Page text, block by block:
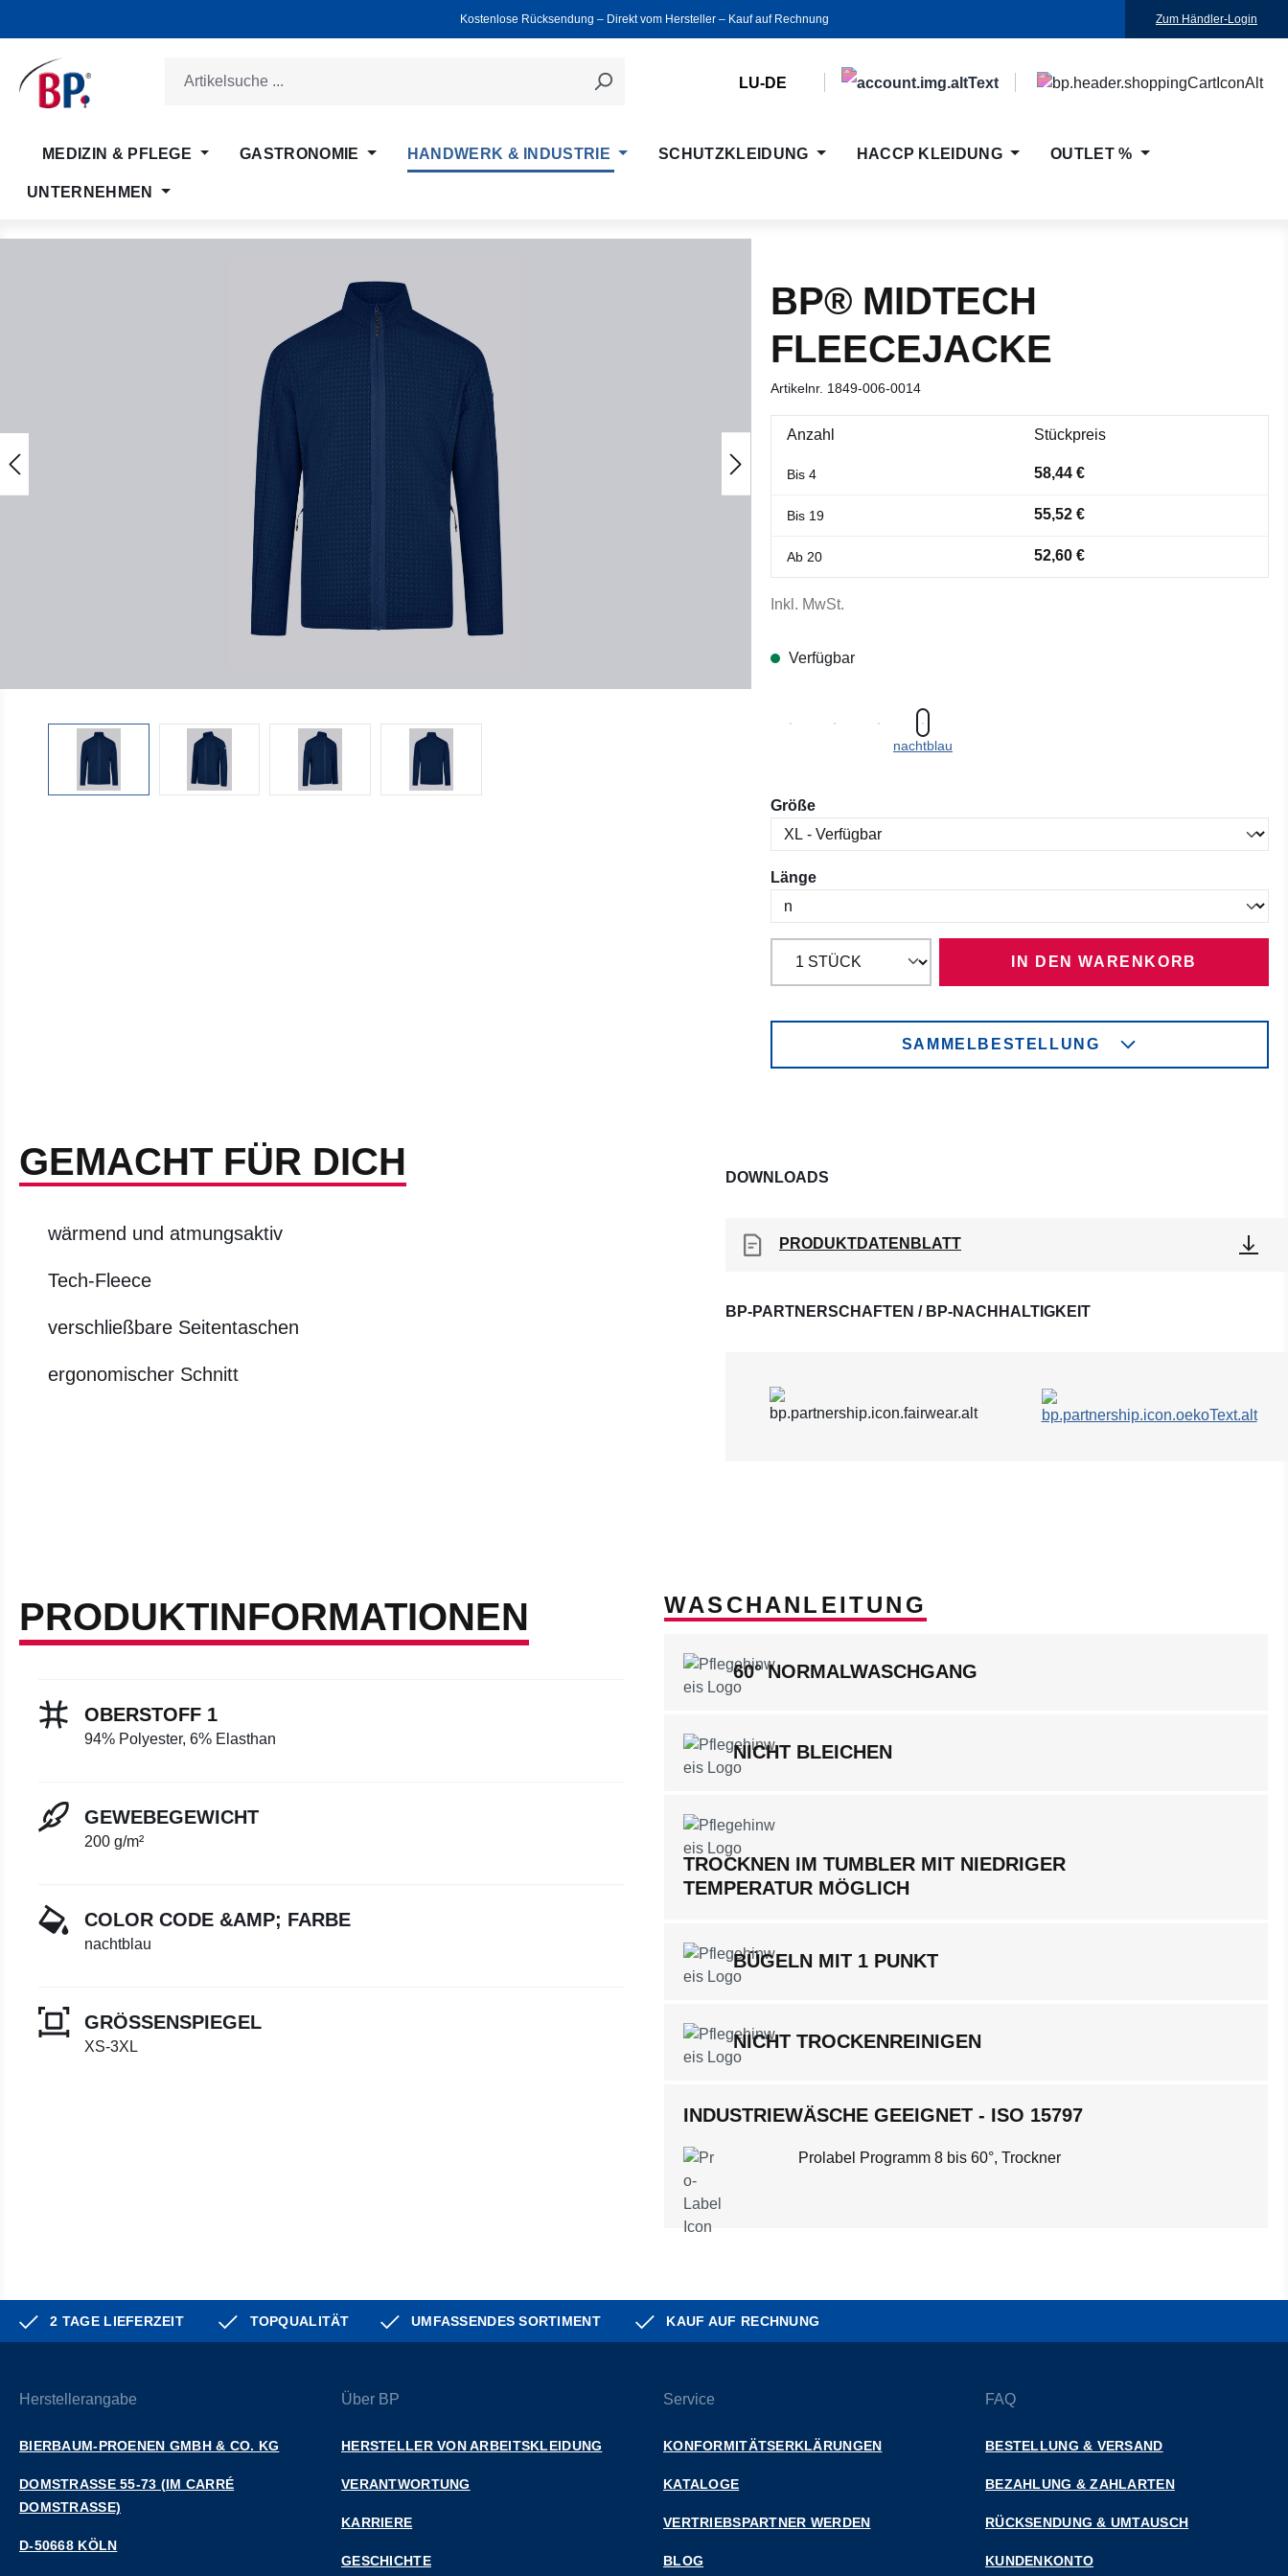
Kostenlose Rücksendung ‒ Direkt vom Hersteller ‒ Kauf auf Rechnung Zum Händler-Login
LU-DE
MEDIZIN & PFLEGE GASTRONOMIE HANDWERK & INDUSTRIE SCHUTZKLEIDUNG HACCP KLEIDUNG OUTLET %
UNTERNEHMEN
BP® MIDTECH
FLEECEJACKE
Artikelnr. 1849-006-0014
Anzahl Stückpreis
Bis 4 58,44 €
Bis 19 55,52 €
Ab 20 52,60 €
Inkl. MwSt.
Verfügbar
nachtblau
Größeauswählen
Längeauswählen
IN DEN WARENKORB
SAMMELBESTELLUNG
GEMACHT FÜR DICH
wärmend und atmungsaktiv
Tech-Fleece
verschließbare Seitentaschen
ergonomischer Schnitt
DOWNLOADS
PRODUKTDATENBLATT
BP-PARTNERSCHAFTEN / BP-NACHHALTIGKEIT
PRODUKTINFORMATIONEN
OBERSTOFF 1
94% Polyester, 6% Elasthan
GEWEBEGEWICHT
200 g/m²
COLOR CODE &AMP; FARBE
nachtblau
GRÖSSENSPIEGEL
XS-3XL
WASCHANLEITUNG
60° NORMALWASCHGANG
NICHT BLEICHEN
TROCKNEN IM TUMBLER MIT NIEDRIGER
TEMPERATUR MÖGLICH
BÜGELN MIT 1 PUNKT
NICHT TROCKENREINIGEN
INDUSTRIEWÄSCHE GEEIGNET - ISO 15797
Prolabel Programm 8 bis 60°, Trockner
2 TAGE LIEFERZEIT TOPQUALITÄT UMFASSENDES SORTIMENT KAUF AUF RECHNUNG
Herstellerangabe
BIERBAUM-PROENEN GMBH & CO. KG
DOMSTRASSE 55-73 (IM CARRÉ D
OMSTRASSE)
D-50668 KÖLN
Über BP
HERSTELLER VON ARBEITSKLEIDUNG
VERANTWORTUNG
KARRIERE
GESCHICHTE
Service
KONFORMITÄTSERKLÄRUNGEN
KATALOGE
VERTRIEBSPARTNER WERDEN
BLOG
FAQ
BESTELLUNG & VERSAND
BEZAHLUNG & ZAHLARTEN
RÜCKSENDUNG & UMTAUSCH
KUNDENKONTO